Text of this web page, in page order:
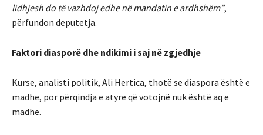
lidhjesh do të vazhdoj edhe në mandatin e ardhshëm”,
përfundon deputetja.
Faktori diasporë dhe ndikimi i saj në zgjedhje
Kurse, analisti politik, Ali Hertica, thotë se diaspora është e
madhe, por përqindja e atyre që votojnë nuk është aq e
madhe.